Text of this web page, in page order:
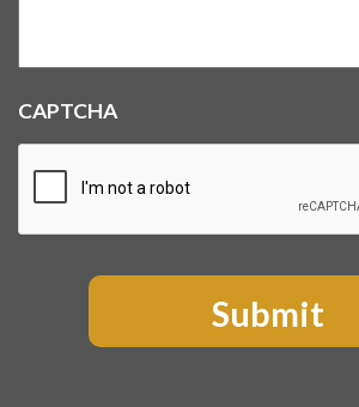
CAPTCHA